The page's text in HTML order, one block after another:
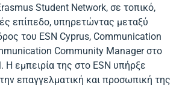
Student Network, σε τοπικό,
επίπεδο, υπηρετώντας μεταξύ
του ESN Cyprus, Communication
Community Manager στο
Η εμπειρία της στο ESN υπήρξε
επαγγελματική και προσωπική της